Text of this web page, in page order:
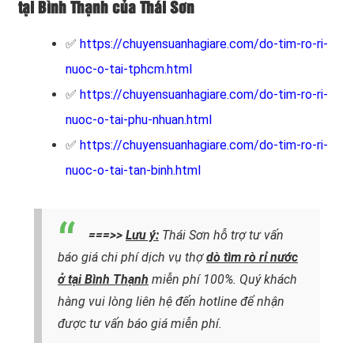
tại Bình Thạnh của Thái Sơn
✅ https://chuyensuanhagiare.com/do-tim-ro-ri-
nuoc-o-tai-tphcm.html
✅ https://chuyensuanhagiare.com/do-tim-ro-ri-
nuoc-o-tai-phu-nhuan.html
✅ https://chuyensuanhagiare.com/do-tim-ro-ri-
nuoc-o-tai-tan-binh.html
===>> Lưu ý: Thái Sơn hỗ trợ tư vấn
báo giá chi phí dịch vụ thợdò tìm rò rỉ nước
ở tại Bình Thạnh miễn phí 100%. Quý khách
hàng vui lòng liên hệ đến hotline để nhận
được tư vấn báo giá miễn phí.